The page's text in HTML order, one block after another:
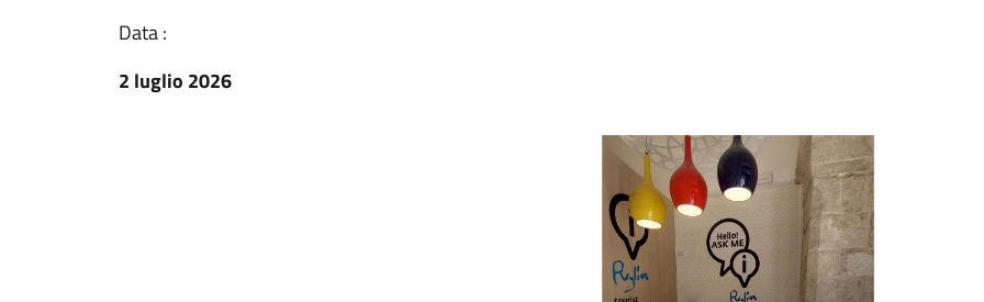
Data :
2 luglio 2026